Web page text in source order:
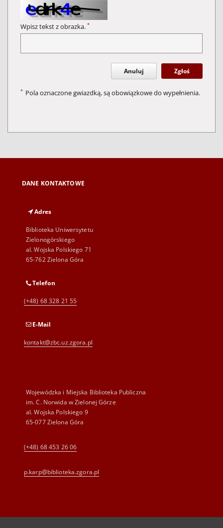
Wpisz tekst z obrazka. *
Anuluj Zgłoś
* Pola oznaczone gwiazdką, są obowiązkowe do wypełnienia.
DANE KONTAKTOWE
Adres
Biblioteka Uniwersytetu
Zielonogórskiego
al. Wojska Polskiego 71
65-762 Zielona Góra
Telefon
(+48) 68 328 21 55
E-Mail
kontakt@zbc.uz.zgora.pl
Wojewódzka i Miejska Biblioteka Publiczna
im. C. Norwida w Zielonej Górze
al. Wojska Polskiego 9
65-077 Zielona Góra
(+48) 68 453 26 06
p.karp@biblioteka.zgora.pl